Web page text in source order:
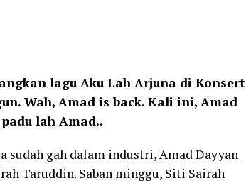
lagu Aku Lah Arjuna di Konsert
Wah, Amad is back. Kali ini, Amad
lah Amad..
sudah gah dalam industri, Amad Dayyan
Taruddin. Saban minggu, Siti Sairah